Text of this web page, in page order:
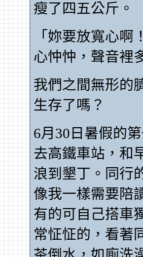
瘦了四五公斤。
「妳要放寬心
心忡忡，聲音裡
我們之間無形的
生存了嗎？
6月30日暑假的
去高鐵車站，和
浪到墾丁。同行
像我一樣需要陪
有的可自己搭車
常怔怔的，看